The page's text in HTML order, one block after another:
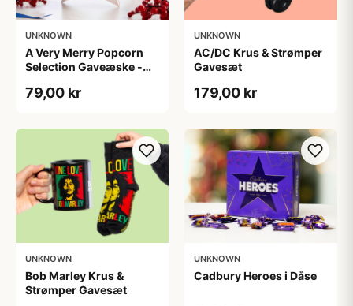
UNKNOWN
A Very Merry Popcorn
Selection Gaveæske -
79,00 kr
UNKNOWN
AC/DC Krus & Strømper
Gavesæt
179,00 kr
UNKNOWN
Bob Marley Krus &
Strømper Gavesæt
UNKNOWN
Cadbury Heroes i Dåse